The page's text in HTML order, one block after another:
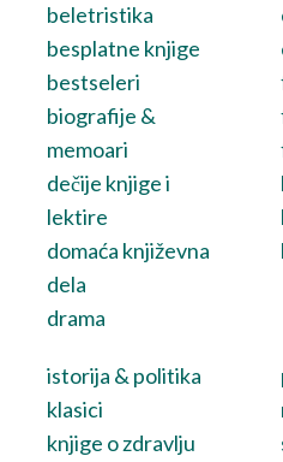
beletristika
besplatne knjige
bestseleri
biografije &
memoari
dečije knjige i
lektire
domaća književna
dela
drama
istorija & politika
klasici
knjige o zdravlju